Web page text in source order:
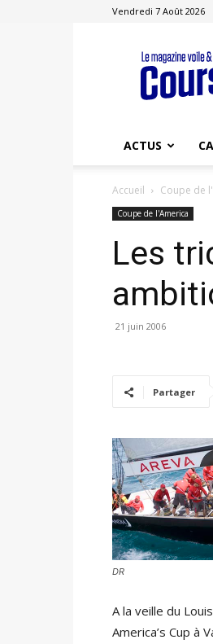
Vendredi 7 Août 2026
ACTUS
Accueil Coupe de
Coupe de l'America
Les
21 juin 2006
Partager
DR
A la veille du
America’s Cup à